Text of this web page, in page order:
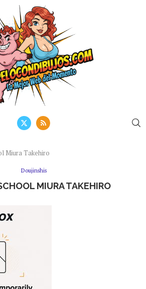
Miura Takehiro
Doujinshis
MIURA TAKEHIRO